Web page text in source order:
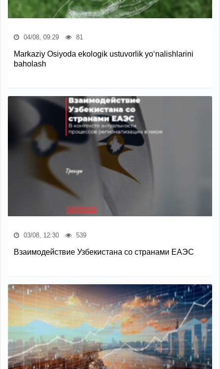
04/08, 09:29 81
Markaziy Osiyoda ekologik ustuvorlik yo‘nalishlarini
baholash
03/08, 12:30 539
Взаимодействие Узбекистана со странами ЕАЭС